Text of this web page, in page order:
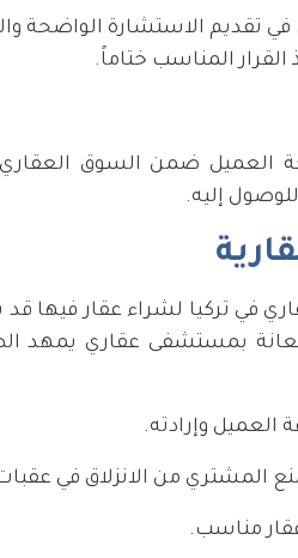
الاستشارة الواضحة
المناسب ختاماً.
العميل ضمن السوق
إليه.
في تركيا لشراء عقار فيها
بمستشفى عقاري يمهد
وإرادته.
المشتري من الانزلاق في
مناسب.